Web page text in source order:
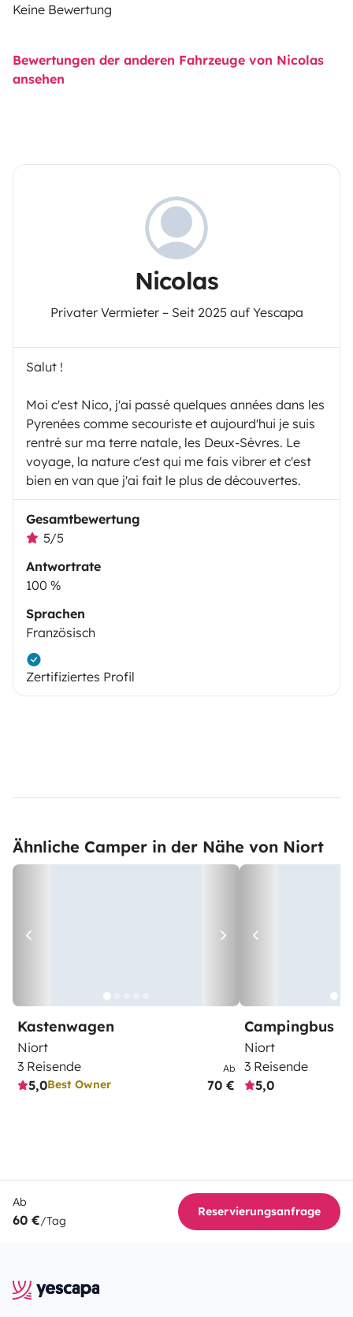
Keine Bewertung
Bewertungen der anderen Fahrzeuge von Nicolas
ansehen
Nicolas
Privater Vermieter – Seit 2025 auf Yescapa
Salut !
Moi c'est Nico, j'ai passé quelques années dans les
Pyrenées comme secouriste et aujourd'hui je suis
rentré sur ma terre natale, les Deux-Sèvres. Le
voyage, la nature c'est qui me fais vibrer et c'est
bien en van que j'ai fait le plus de découvertes.
Gesamtbewertung
5/5
Antwortrate
100 %
Sprachen
Französisch
Zertifiziertes Profil
Ähnliche Camper in der Nähe von Niort
Kastenwagen
Niort
3 Reisende
5,0Best Owner
Ab
70 €
Campingbus
Niort
3 Reisende
5,0
Ab
60 €/Tag
Reservierungsanfrage